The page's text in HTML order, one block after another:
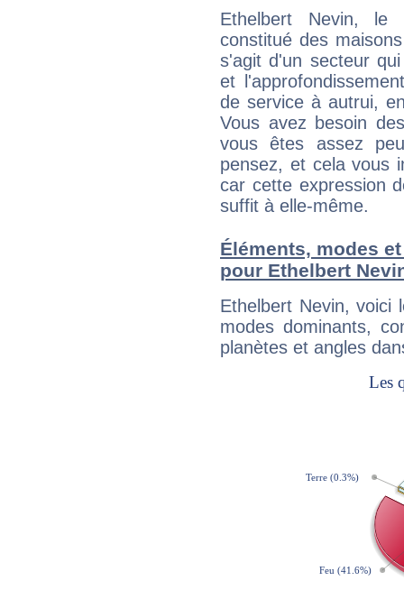
Ethelbert Nevin, le
constitué des
s'agit d'un secteur
et
de service à autrui,
Vous avez besoin
vous êtes assez
pensez, et cela vous
car cette expression
suffit à elle-même.
Éléments, modes
pour Ethelbert
Ethelbert Nevin, voici
modes dominants,
planètes et angles